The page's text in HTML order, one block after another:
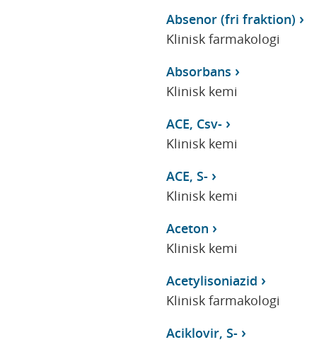
Absenor (fri fraktion)
Klinisk farmakologi
Absorbans
Klinisk kemi
ACE, Csv-
Klinisk kemi
ACE, S-
Klinisk kemi
Aceton
Klinisk kemi
Acetylisoniazid
Klinisk farmakologi
Aciklovir, S-